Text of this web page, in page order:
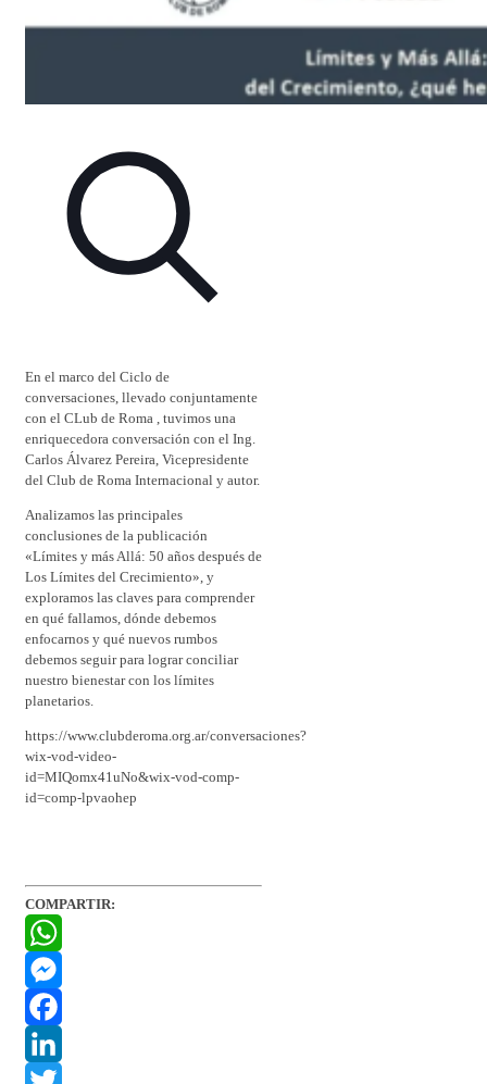
En el marco del Ciclo de
conversaciones, llevado conjuntamente
con el CLub de Roma , tuvimos una
enriquecedora conversación con el Ing.
Carlos Álvarez Pereira, Vicepresidente
del Club de Roma Internacional y autor.
Analizamos las principales
conclusiones de la publicación
«Límites y más Allá: 50 años después de
Los Límites del Crecimiento», y
exploramos las claves para comprender
en qué fallamos, dónde debemos
enfocarnos y qué nuevos rumbos
debemos seguir para lograr conciliar
nuestro bienestar con los límites
planetarios.
https://www.clubderoma.org.ar/conversaciones?
wix-vod-video-
id=MIQomx41uNo&wix-vod-comp-
id=comp-lpvaohep
COMPARTIR:
WhatsApp
Messenger
Facebook
LinkedIn